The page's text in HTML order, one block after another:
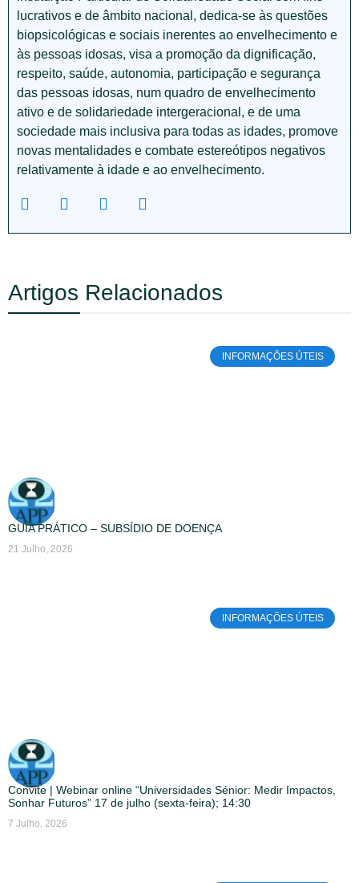
lucrativos e de âmbito nacional, dedica-se às questões
biopsicológicas e sociais inerentes ao envelhecimento e
às pessoas idosas, visa a promoção da dignificação,
respeito, saúde, autonomia, participação e segurança
das pessoas idosas, num quadro de envelhecimento
ativo e de solidariedade intergeracional, e de uma
sociedade mais inclusiva para todas as idades, promove
novas mentalidades e combate estereótipos negativos
relativamente à idade e ao envelhecimento.
Artigos Relacionados
INFORMAÇÕES ÚTEIS
GUIA PRÁTICO – SUBSÍDIO DE DOENÇA
21 Julho, 2026
INFORMAÇÕES ÚTEIS
Convite | Webinar online “Universidades Sénior: Medir Impactos,
Sonhar Futuros” 17 de julho (sexta-feira); 14:30
7 Julho, 2026